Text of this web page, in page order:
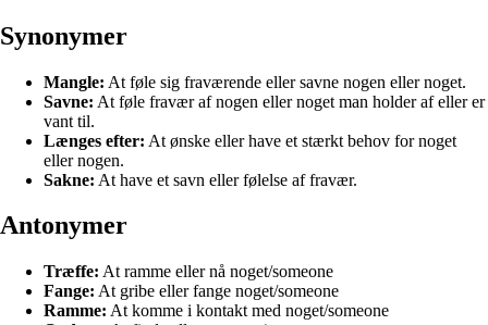
Synonymer
Mangle: At føle sig fraværende eller savne nogen eller noget.
Savne: At føle fravær af nogen eller noget man holder af eller er
vant til.
Længes efter: At ønske eller have et stærkt behov for noget
eller nogen.
Sakne: At have et savn eller følelse af fravær.
Antonymer
Træffe: At ramme eller nå noget/someone
Fange: At gribe eller fange noget/someone
Ramme: At komme i kontakt med noget/someone